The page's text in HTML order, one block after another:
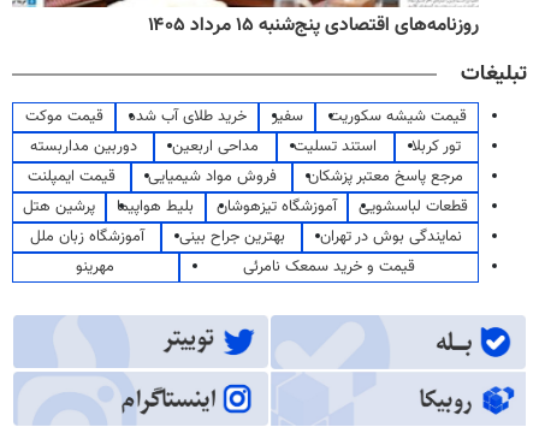
روزنامه‌های اقتصادی پنج‌شنبه ۱۵ مرداد ۱۴۰۵
تبلیغات
قیمت شیشه سکوریت سفیر خرید طلای آب شده
قیمت موکت
تور کربلا
استند تسلیت مداحی اربعین
دوربین مداربسته
مرجع پاسخ معتبر پزشکان
فروش مواد شیمیایی
قیمت ایمپلنت
قطعات لباسشویی
آموزشگاه تیزهوشان بلیط هواپیما
پرشین هتل
نمایندگی بوش در تهران
بهترین جراح بینی
آموزشگاه زبان ملل
قیمت و خرید سمعک نامرئی
مهرینو